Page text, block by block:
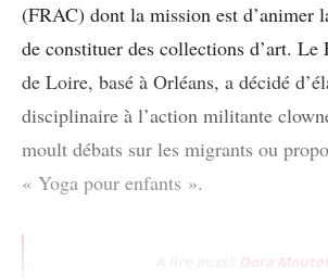
(FRAC) dont la mission est d’animer
de constituer des collections d’art. Le
de Loire, basé à Orléans, a décidé
disciplinaire à l’action militante
moult débats sur les migrants ou
« Yoga pour enfants ».
Dora